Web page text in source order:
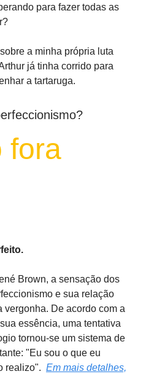
para fazer todas as
a minha própria luta
já tinha corrido para
a tartaruga.
fora
Brown, a sensação dos
e sua relação
vergonha. De acordo com a
essência, uma tentativa
tornou-se um sistema de
"Eu sou o que eu
realizo". Em mais detalhes,